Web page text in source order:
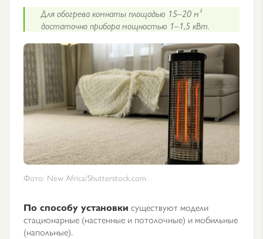
Для обогрева комнаты площадью 15–20 м²
достаточно прибора мощностью 1–1,5 кВт.
Фото: New Africa/Shutterstock.com
По способу установки существуют модели
стационарные (настенные и потолочные) и мобильные
(напольные).